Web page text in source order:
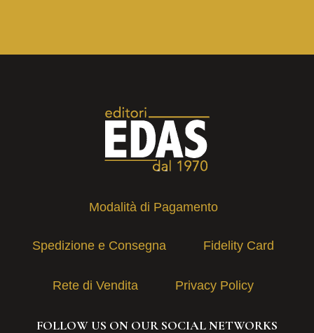
Modalità di Pagamento
Spedizione e Consegna Fidelity Card
Rete di Vendita Privacy Policy
FOLLOW US ON OUR SOCIAL NETWORKS